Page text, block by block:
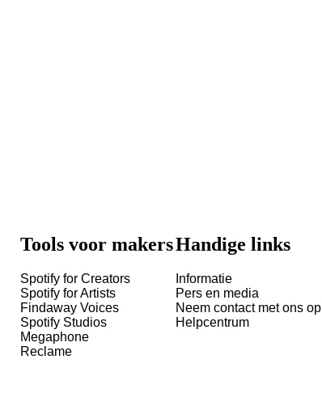
Tools voor makers
Spotify for Creators
Spotify for Artists
Findaway Voices
Spotify Studios
Megaphone
Reclame
Handige links
Informatie
Pers en media
Neem contact met ons op
Helpcentrum